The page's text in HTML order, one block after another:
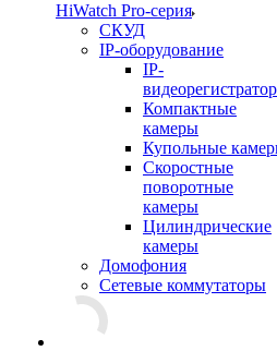
HiWatch Pro-серия
CКУД
IP-оборудование
IP-
Компактные
камеры
Купольные
Скоростные
поворотные
камеры
Цилиндрические
камеры
Домофония
Сетевые коммутаторы